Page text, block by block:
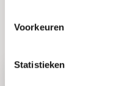
Voorkeuren
Statistieken